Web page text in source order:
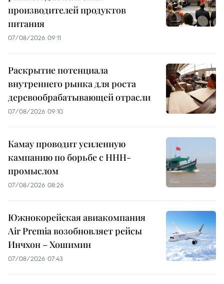
производителей продуктов
питания
07/08/2026 09:11
Раскрытие потенциала
внутреннего рынка для роста
деревообрабатывающей отрасли
07/08/2026 09:10
Камау проводит усиленную
кампанию по борьбе с ННН-
промыслом
07/08/2026 08:26
Южнокорейская авиакомпания
Air Premia возобновляет рейсы
Инчхон – Хошимин
07/08/2026 07:43